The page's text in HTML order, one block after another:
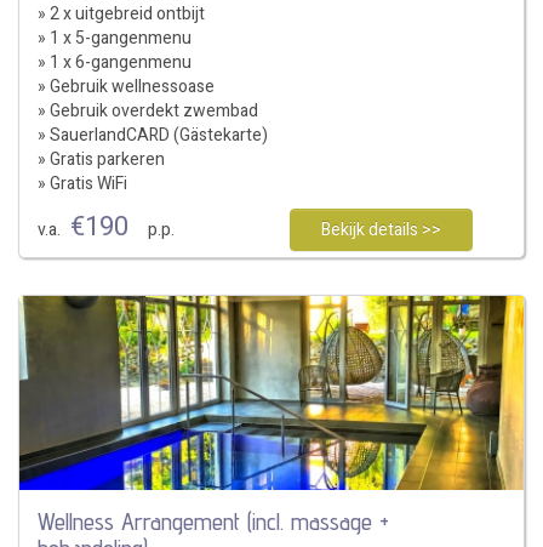
» 2 x uitgebreid ontbijt
» 1 x 5-gangenmenu
» 1 x 6-gangenmenu
» Gebruik wellnessoase
» Gebruik overdekt zwembad
» SauerlandCARD (Gästekarte)
» Gratis parkeren
» Gratis WiFi
v.a. €190 p.p. Bekijk details >>
Wellness Arrangement (incl. massage +